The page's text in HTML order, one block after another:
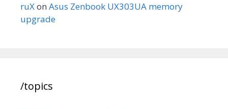
ruXon Asus Zenbook UX303UA memory
upgrade
/topics